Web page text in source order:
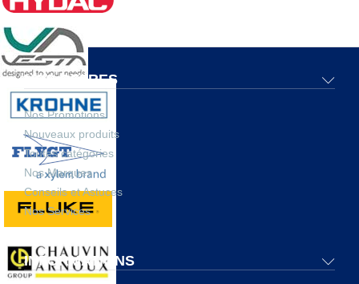
NOS OFFRES
Nos Promotions
Nouveaux produits
Toutes catégories
Nos Marques
Conseils et Astuces
Nos Services
INFORMATIONS